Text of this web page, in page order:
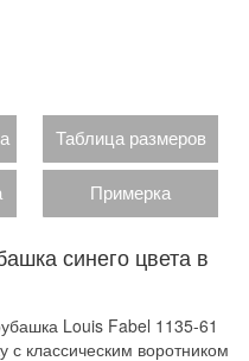
Таблица размеров
Примерка
синего цвета в
Louis Fabel 1135-61
с классическим воротником